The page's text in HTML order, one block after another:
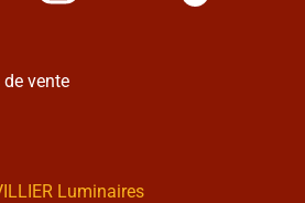
vente
Luminaires